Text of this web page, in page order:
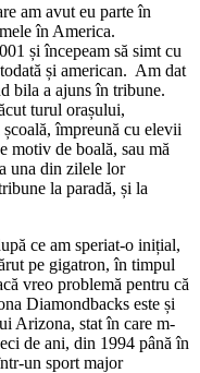
am avut eu parte în
în America.
și începeam să simt cu
și american. Am dat
bila a ajuns în tribune.
turul orașului,
împreună cu elevii
motiv de boală, sau mă
una din zilele lor
la paradă, și la
ce am speriat-o inițial,
pe gigatron, în timpul
vreo problemă pentru că
Diamondbacks este și
Arizona, stat în care m-
de ani, din 1994 până în
un sport major